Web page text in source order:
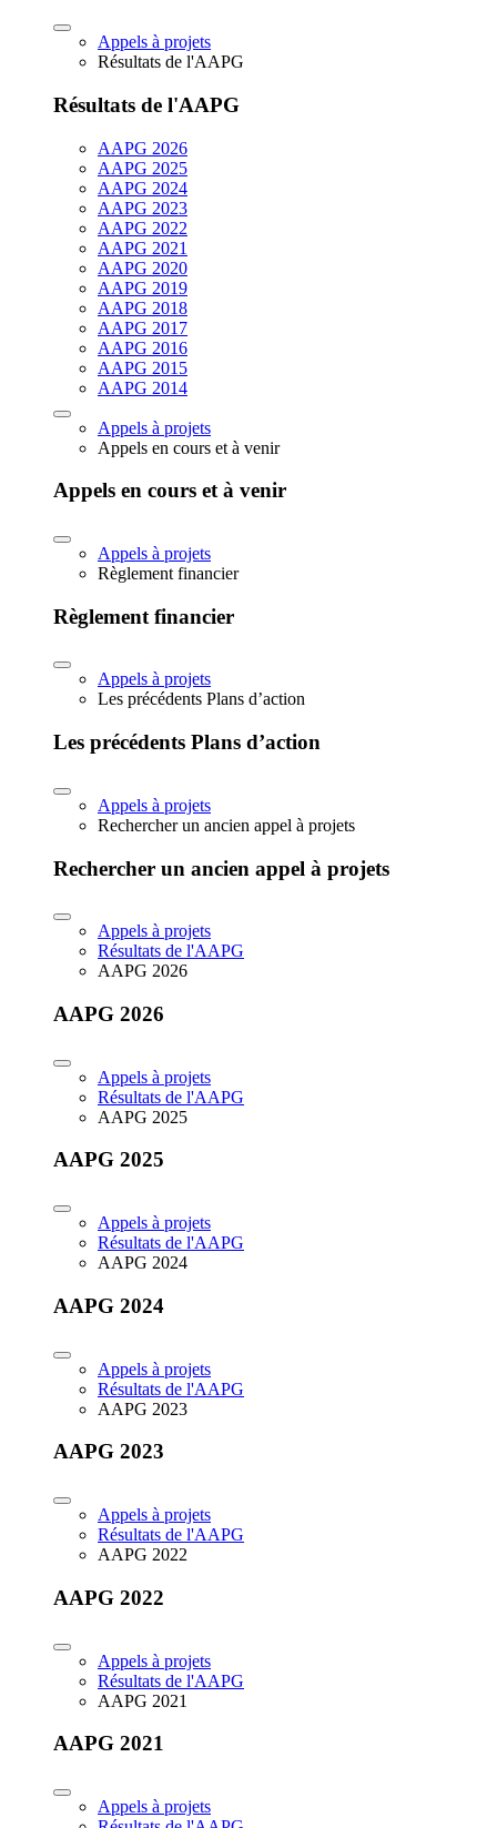
Appels à projets
Résultats de l'AAPG
Résultats de l'AAPG
AAPG 2026
AAPG 2025
AAPG 2024
AAPG 2023
AAPG 2022
AAPG 2021
AAPG 2020
AAPG 2019
AAPG 2018
AAPG 2017
AAPG 2016
AAPG 2015
AAPG 2014
Appels à projets
Appels en cours et à venir
Appels en cours et à venir
Appels à projets
Règlement financier
Règlement financier
Appels à projets
Les précédents Plans d’action
Les précédents Plans d’action
Appels à projets
Rechercher un ancien appel à projets
Rechercher un ancien appel à projets
Appels à projets
Résultats de l'AAPG
AAPG 2026
AAPG 2026
Appels à projets
Résultats de l'AAPG
AAPG 2025
AAPG 2025
Appels à projets
Résultats de l'AAPG
AAPG 2024
AAPG 2024
Appels à projets
Résultats de l'AAPG
AAPG 2023
AAPG 2023
Appels à projets
Résultats de l'AAPG
AAPG 2022
AAPG 2022
Appels à projets
Résultats de l'AAPG
AAPG 2021
AAPG 2021
Appels à projets